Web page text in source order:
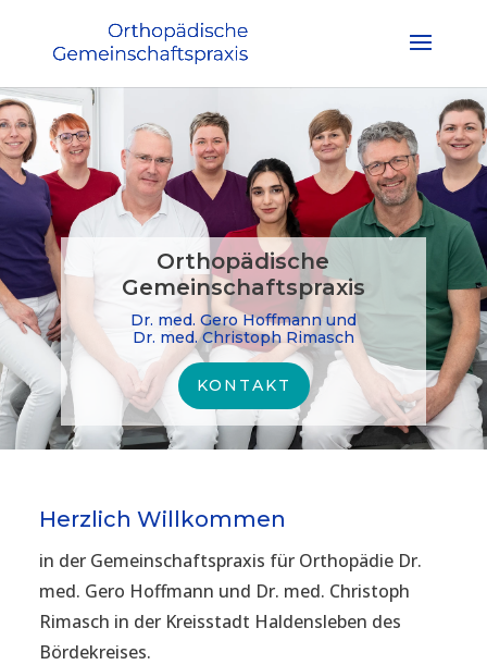
Orthopädische
Gemeinschaftspraxis
Dr. med. Gero Hoffmann und
Dr. med. Christoph Rimasch
KONTAKT
Herzlich Willkommen
in der Gemeinschaftspraxis für Orthopädie Dr.
med. Gero Hoffmann und Dr. med. Christoph
Rimasch in der Kreisstadt Haldensleben des
Bördekreises.